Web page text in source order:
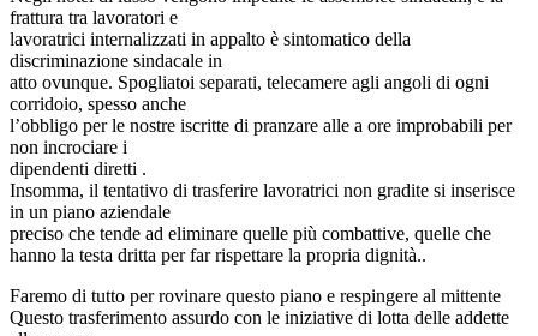
frattura tra lavoratori e
lavoratrici internalizzati in appalto è sintomatico della
discriminazione sindacale in
atto ovunque. Spogliatoi separati, telecamere agli angoli di ogni
corridoio, spesso anche
l’obbligo per le nostre iscritte di pranzare alle a ore improbabili per
non incrociare i
dipendenti diretti .
Insomma, il tentativo di trasferire lavoratrici non gradite si inserisce
in un piano aziendale
preciso che tende ad eliminare quelle più combattive, quelle che
hanno la testa dritta per far rispettare la propria dignità..
Faremo di tutto per rovinare questo piano e respingere al mittente
Questo trasferimento assurdo con le iniziative di lotta delle addette